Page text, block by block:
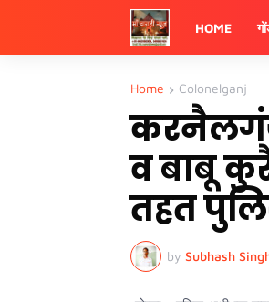
HOME
Home Colonelganj
व बाबू
तहत
by Subhash